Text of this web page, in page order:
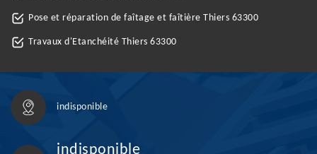
Pose et réparation de faîtage et faîtière Thiers 63300
Travaux d'Etanchéité Thiers 63300
indisponible
indisponible